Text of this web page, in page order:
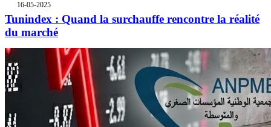
16-05-2025
Tunindex : Quand la surchauffe rencontre la réalité
du marché